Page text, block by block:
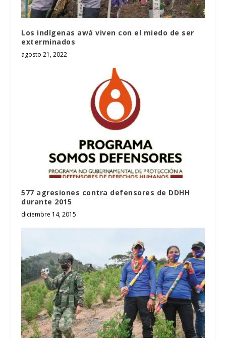
Los indígenas awá viven con el miedo de ser
exterminados
agosto 21, 2022
577 agresiones contra defensores de DDHH
durante 2015
diciembre 14, 2015